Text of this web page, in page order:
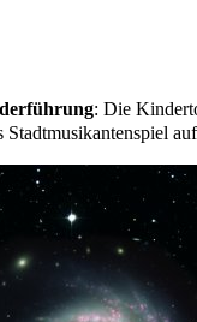
: Die
Stadtmusikantenspiel